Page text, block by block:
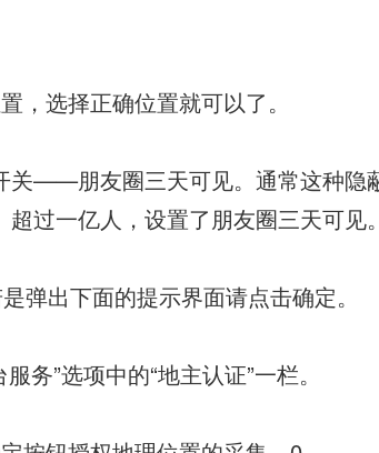
，选择正确位置就可以了。
关——朋友圈三天可见。通常这种隐
过一亿人，设置了朋友圈三天可见
弹出下面的提示界面请点击确定。
务”选项中的“地主认证”一栏。